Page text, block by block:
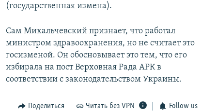
(государственная измена).
Сам Михальчевский признает, что работал
министром здравоохранения, но не считает это
госизменой. Он обосновывает это тем, что его
избирала на пост Верховная Рада АРК в
соответствии с законодательством Украины.
Поделиться Читать без VPN Follow us